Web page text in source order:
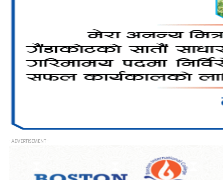
- ADVERTISEMENT -